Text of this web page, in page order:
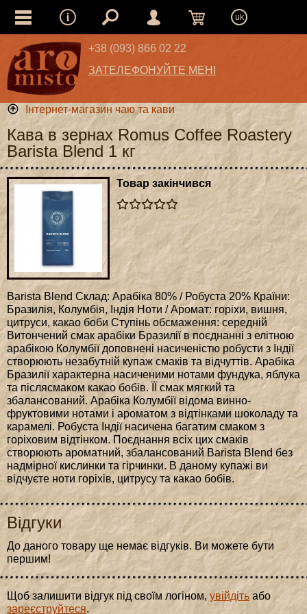
uk
+38 (093) 866 02 22
ЗАТЕЛЕФОНУЙТЕ МЕНІ
Інтернет-магазин чаю та кави
Кава в зернах Romus Coffee Roastery
Barista Blend 1 кг
Товар закінчився
Barista Blend Склад: Арабіка 80% / Робуста 20% Країни:
Бразилія, Колумбія, Індія Ноти / Аромат: горіхи, вишня,
цитруси, какао боби Ступінь обсмаження: середній
Витончений смак арабіки Бразилії в поєднанні з елітною
арабікою Колумбії доповнені насиченістю робусти з Індії
створюють незабутній купаж смаків та відчуттів. Арабіка
Бразилії характерна насиченими нотами фундука, яблука
та післясмаком какао бобів. ЇЇ смак мягкий та
збалансований. Арабіка Колумбії відома винно-
фруктовими нотами і ароматом з відтінками шоколаду та
карамелі. Робуста Індії насичена багатим смаком з
горіховим відтінком. Поєднання всіх цих смаків
створюють ароматний, збалансований Barista Blend без
надмірної кислинки та гірчинки. В даному купажі ви
відчуєте ноти горіхів, цитрусу та какао бобів.
Відгуки
До даного товару ще немає відгуків. Ви можете бути
першим!
Щоб залишити відгук під своїм логіном, увійдіть або
зареєструйтеся.